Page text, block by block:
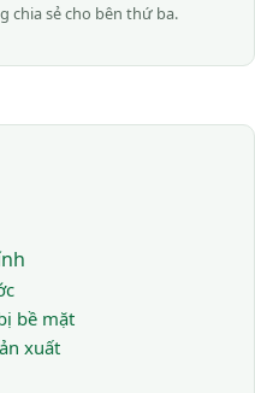
bề mặt
xuất
chia sẻ cho bên thứ ba.